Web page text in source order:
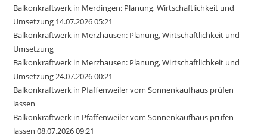
Balkonkraftwerk in Merdingen: Planung, Wirtschaftlichkeit und
Umsetzung 14.07.2026 05:21
Balkonkraftwerk in Merzhausen: Planung, Wirtschaftlichkeit und
Umsetzung
Balkonkraftwerk in Merzhausen: Planung, Wirtschaftlichkeit und
Umsetzung 24.07.2026 00:21
Balkonkraftwerk in Pfaffenweiler vom Sonnenkaufhaus prüfen
lassen
Balkonkraftwerk in Pfaffenweiler vom Sonnenkaufhaus prüfen
lassen 08.07.2026 09:21